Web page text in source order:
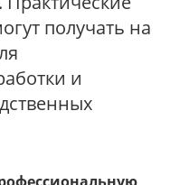
получать на
и